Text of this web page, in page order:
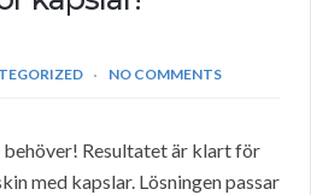
NO COMMENTS
behöver! Resultatet är klart för
med kapslar. Lösningen passar